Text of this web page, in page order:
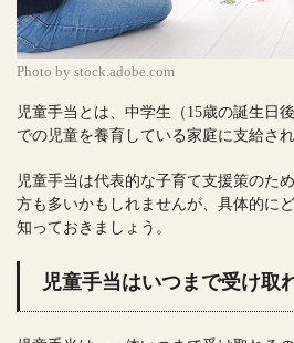
Photo by stock.adobe.com
児童手当とは、中学生（15歳の誕生日
での児童を養育している家庭に支給され
児童手当は代表的な子育て支援策のた
方も多いかもしれませんが、具体的に
知っておきましょう。
児童手当はいつまで受け取